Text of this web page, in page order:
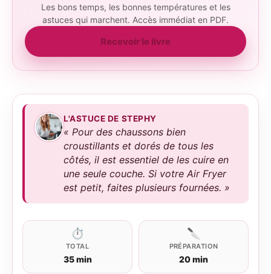
Les bons temps, les bonnes températures et les
astuces qui marchent. Accès immédiat en PDF.
Recevoir le livre
L'ASTUCE DE STEPHY
« Pour des chaussons bien
croustillants et dorés de tous les
côtés, il est essentiel de les cuire en
une seule couche. Si votre Air Fryer
est petit, faites plusieurs fournées. »
⏱
TOTAL
35 min
🔪
PRÉPARATION
20 min